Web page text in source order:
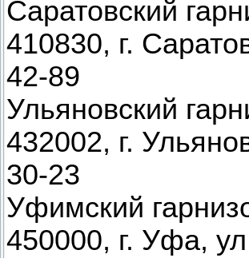
Саратовский
410830, г.
42-89
Ульяновский
432002, г.
30-23
Уфимский
450000, г. Уфа,